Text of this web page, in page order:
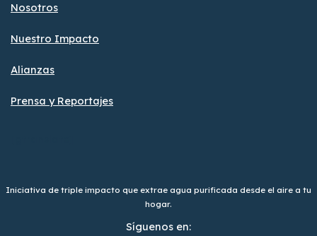
Nosotros
Nuestro Impacto
Alianzas
Prensa y Reportajes
Iniciativa de triple impacto que extrae agua purificada desde el aire a tu
hogar.
Síguenos en: